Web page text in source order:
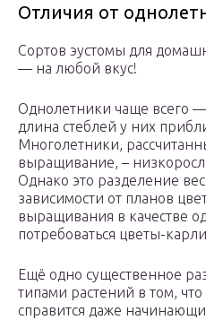
Отличия от
Сортов эустомы для
— на любой вкус!
Однолетники чаще всего
длина стеблей у них
Многолетники,
выращивание, –
Однако это разделение
зависимости от планов
выращивания в качестве
потребоваться цветы-
Ещё одно существенное
типами растений в том,
справится даже